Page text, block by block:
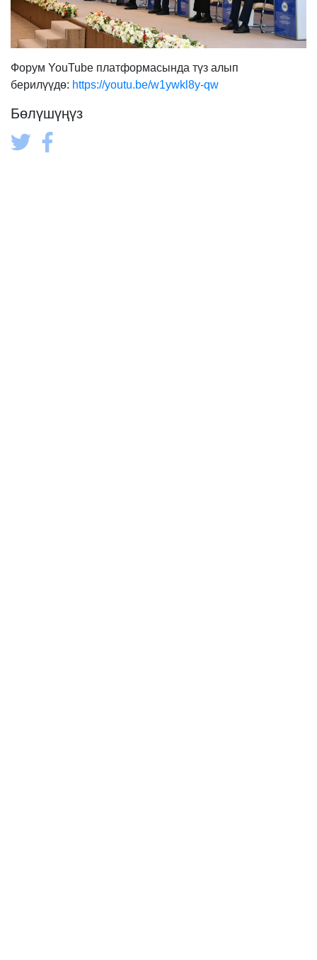
Форум YouTube платформасында түз алып
берилүүдө: https://youtu.be/w1ywkl8y-qw
Бөлүшүңүз